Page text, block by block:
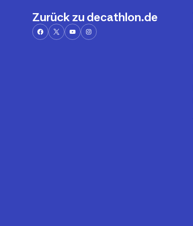
Zurück zu decathlon.de